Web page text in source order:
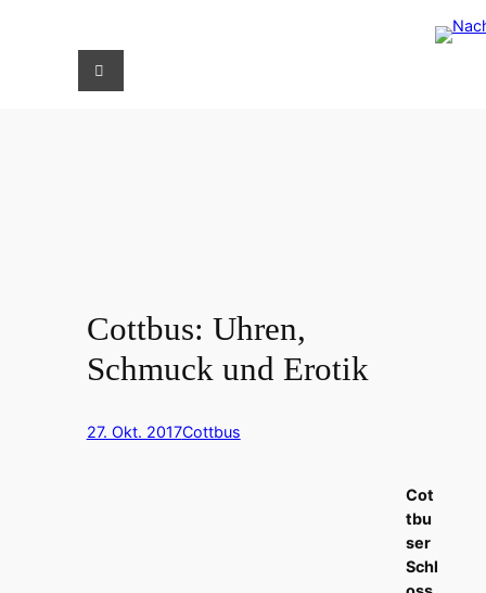
Cottbus: Uhren,
Schmuck und Erotik
27. Okt. 2017Cottbus
Cot
tbu
ser
Schl